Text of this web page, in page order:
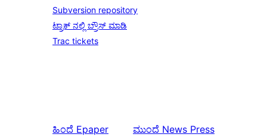
Subversion repository
ಟ್ರಾಕ್ ನಲ್ಲಿ ಬ್ರೌಸ್ ಮಾಡಿ
Trac tickets
ಹಿಂದೆ Epaper ಮುಂದೆ News Press